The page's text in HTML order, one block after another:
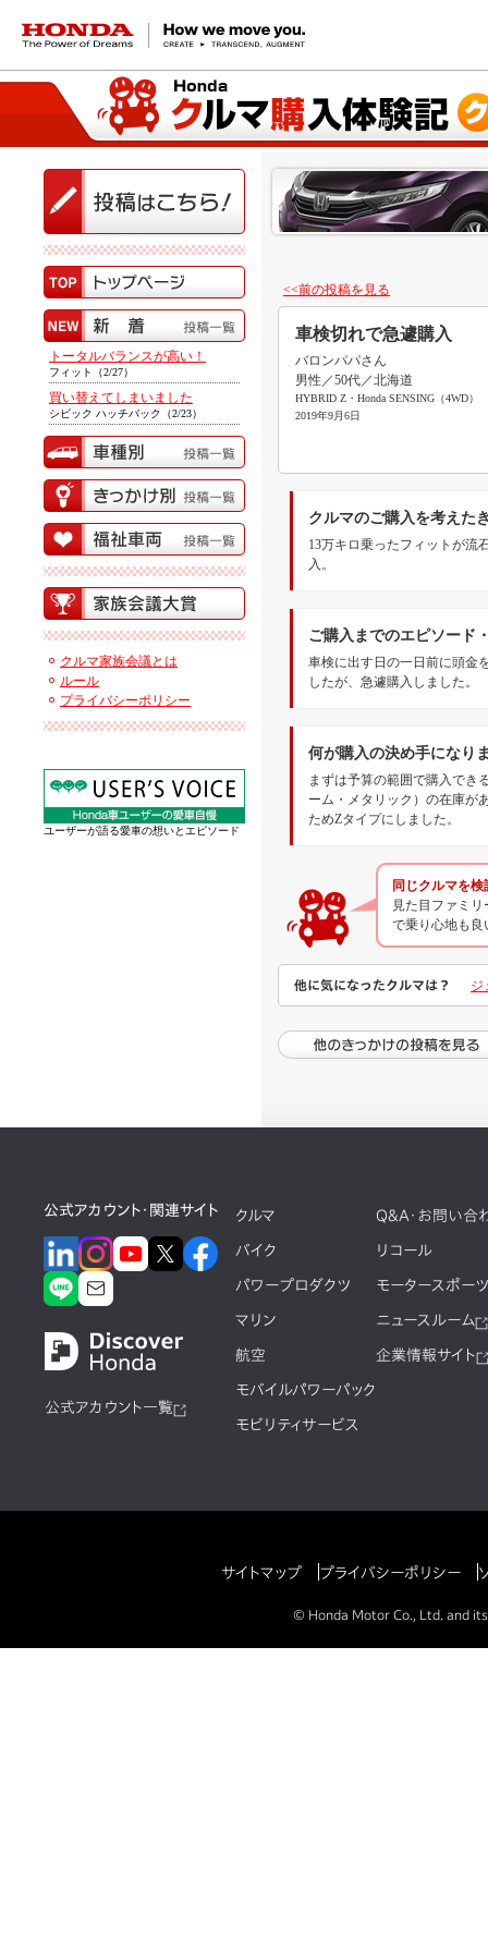
HONDA The Power of Dreams
トータルバランスが高い！
フィット（2/27）
買い替えてしまいました
シビック ハッチバック（2/23）
クルマ家族会議とは
ルール
プライバシーポリシー
ユーザーが語る愛車の想いとエピソード
<<前の投稿を見る
車検切れで急遽購入
バロンパパさん
男性／50代／北海道
HYBRID Z・Honda SENSING（4WD）
2019年9月6日
クルマのご購入を考えた
13万キロ乗ったフィットが流
入。
ご購入までのエピソード
車検に出す日の一日前に頭金
したが、急遽購入しました。
何が購入の決め手になり
まずは予算の範囲で購入でき
ーム・メタリック）の在庫が
ためZタイプにしました。
同じクルマを
見た目ファミ
で乗り心地も良
他に気になったクルマは？ ジ
公式アカウント・関連サイト
公式アカウント一覧
クルマ
バイク
パワープロダクツ
マリン
航空
モバイルパワーパック
モビリティサービス
Q&A・お問い合
リコール
モータースポーツ
ニュースルーム
企業情報サイト
サイトマップ プライバシーポリシー
© Honda Motor Co., Ltd. and